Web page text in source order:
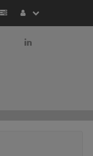
j